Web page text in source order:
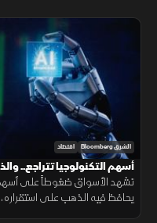
الشرق Bloomberg اقتصاد
أسهم التكنولوجيا تتراجع..
تشهد الأسواق ضغوطاً على
يحافظ فيه الذهب على